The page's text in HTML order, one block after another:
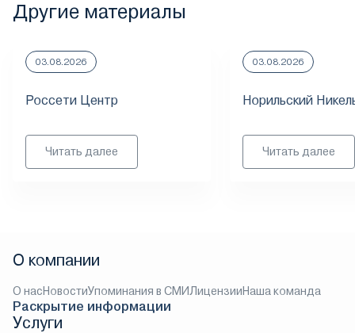
Другие материалы
03.08.2026
Россети Центр
Читать далее
03.08.2026
Норильский
Читать далее
О компании
О насНовостиУпоминания в СМИЛицензииНаша команда
Раскрытие информации
Услуги